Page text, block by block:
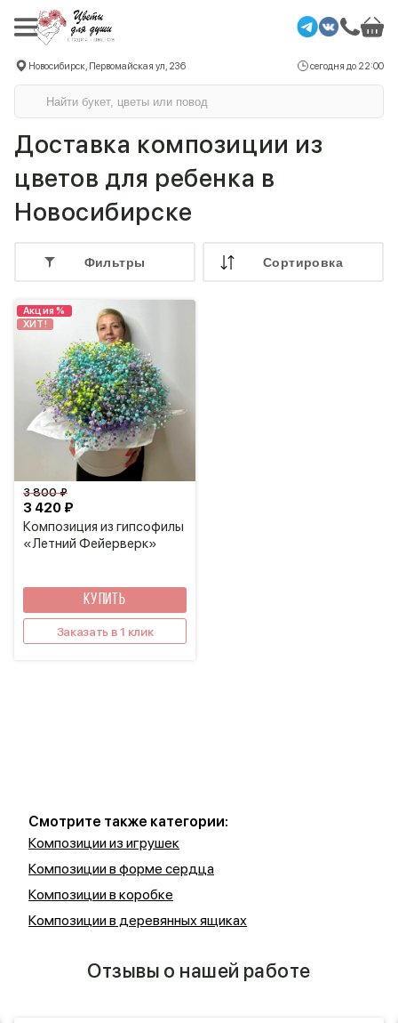
Новосибирск, Первомайская ул, 236 сегодня до 22:00
Доставка композиции из
цветов для ребенка в
Новосибирске
Фильтры Cортировка
Акция %
ХИТ!
Композиция из гипсофилы
«Летний Фейерверк»
3 420 ₽
3 800 ₽
КУПИТЬ
Заказать в 1 клик
Смотрите также категории:
Композиции из игрушек
Композиции в форме сердца
Композиции в коробке
Композиции в деревянных ящиках
Отзывы о нашей работе